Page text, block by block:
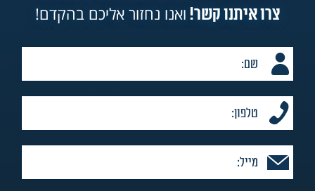
צרו איתנו קשר! ואנו נחזור אליכם בהקדם!